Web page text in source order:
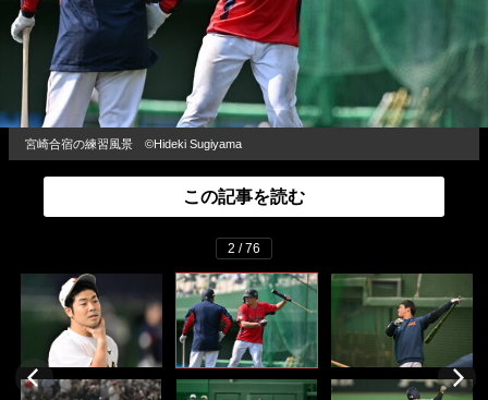
宮崎合宿の練習風景 ©Hideki Sugiyama
この記事を読む
2 / 76